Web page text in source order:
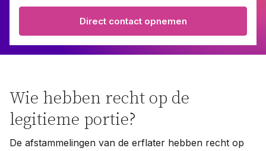
Direct contact opnemen
Wie hebben recht op de
legitieme portie?
De afstammelingen van de erflater hebben recht op